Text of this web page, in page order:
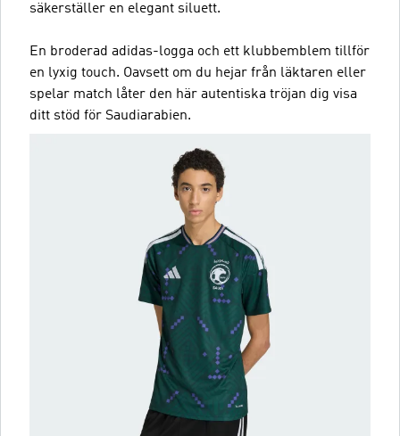
säkerställer en elegant siluett.
En broderad adidas-logga och ett klubbemblem tillför
en lyxig touch. Oavsett om du hejar från läktaren eller
spelar match låter den här autentiska tröjan dig visa
ditt stöd för Saudiarabien.